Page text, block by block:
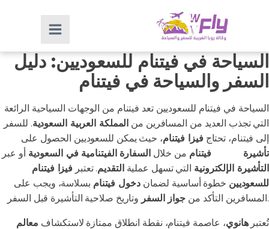
السياحة في فيتنام للسعوديين: دليل
السفر والسياحة في فيتنام
التي تجذب العديد من المسافرين من المملكة العربية السعودية. للسفر
إلى فيتنام، تحتاج فيزا فيتنام، حيث يمكن للسعوديين الحصول على
تأشيرة
فيتنام من خلال السفارة الفيتنامية في السعودية أو عبر
التأشيرة الإلكترونية التي تسهل عملية التقديم. تعتبر فيزا فيتنام
للسعوديين خطوة أساسية لضماندخول فيتنام بسلاسة، ويجب على
المسافرين التأكد من جواز السفر وتاريخ صلاحية التأشيرة قبل السفر.
تُعتبرهانوي، عاصمة فيتنام، نقطة انطلاق ممتازة لاستكشاف معالم